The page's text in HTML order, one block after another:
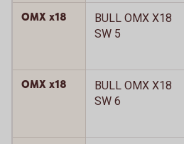
OMX x18
BULL OMX X18
SW 5
OMX x18
BULL OMX X18
SW 6